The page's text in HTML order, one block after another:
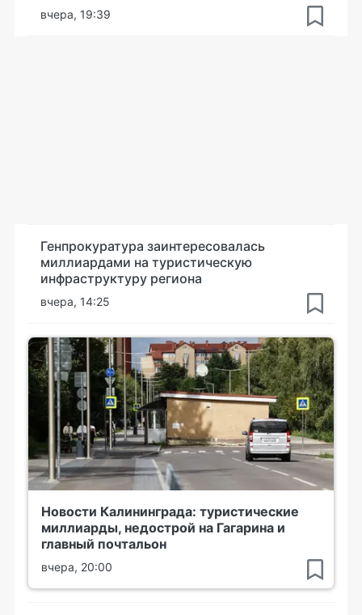
вчера, 19:39
Генпрокуратура заинтересовалась
миллиардами на туристическую
инфраструктуру региона
вчера, 14:25
Новости Калининграда: туристические
миллиарды, недострой на Гагарина и
главный почтальон
вчера, 20:00